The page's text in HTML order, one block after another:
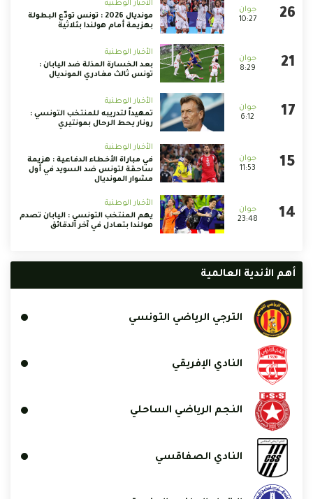
10:27
الأخبار الوطنية
مونديال 2026 : تونس تودّع البطولة
بهزيمة أمام هولندا بثلاثية
8:29
الأخبار الوطنية
بعد الخسارة المذلة ضد اليابان :
تونس ثالث مغادري المونديال
6:12
الأخبار الوطنية
تمهيداً لتدريبه للمنتخب التونسي :
رونار يحط الرحال بمونتيري
11:53
الأخبار الوطنية
في مباراة الأخطاء الدفاعية : هزيمة
ساحقة لتونس ضد السويد في أول
مشوار المونديال
23:48
الأخبار الوطنية
يهم المنتخب التونسي : اليابان تصدم
هولندا بتعادل في آخر الدقائق
أهم الأندية العالمية
الترجي الرياضي التونسي
النادي الإفريقي
النجم الرياضي الساحلي
النادي الصفاقسي